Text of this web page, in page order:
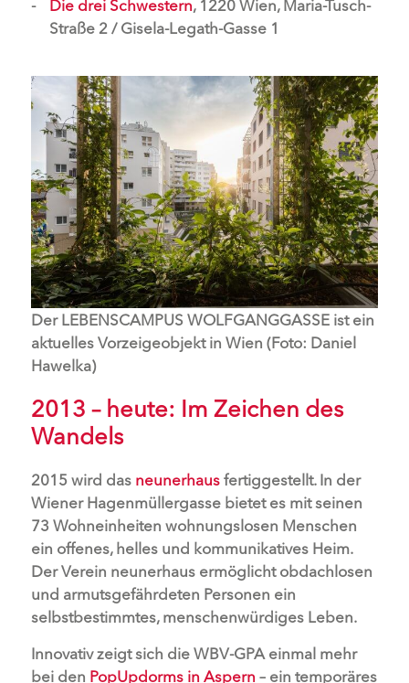
Die drei Schwestern, 1220 Wien, Maria-Tusch-
Straße 2 / Gisela-Legath-Gasse 1
Der LEBENSCAMPUS WOLFGANGGASSE ist ein
aktuelles Vorzeigeobjekt in Wien (Foto: Daniel
Hawelka)
2013 – heute: Im Zeichen des
Wandels
2015 wird das neunerhausfertiggestellt. In der
Wiener Hagenmüllergasse bietet es mit seinen
73 Wohneinheiten wohnungslosen Menschen
ein offenes, helles und kommunikatives Heim.
Der Verein neunerhaus ermöglicht obdachlosen
und armutsgefährdeten Personen ein
selbstbestimmtes, menschenwürdiges Leben.
Innovativ zeigt sich die WBV-GPA einmal mehr
bei den PopUpdorms in Aspern – ein temporäres